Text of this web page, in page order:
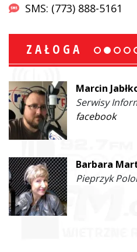
SMS: (773) 888-5161
ZAŁOGA
Marcin
Serwisy
facebook
Barbara
Pieprzyk